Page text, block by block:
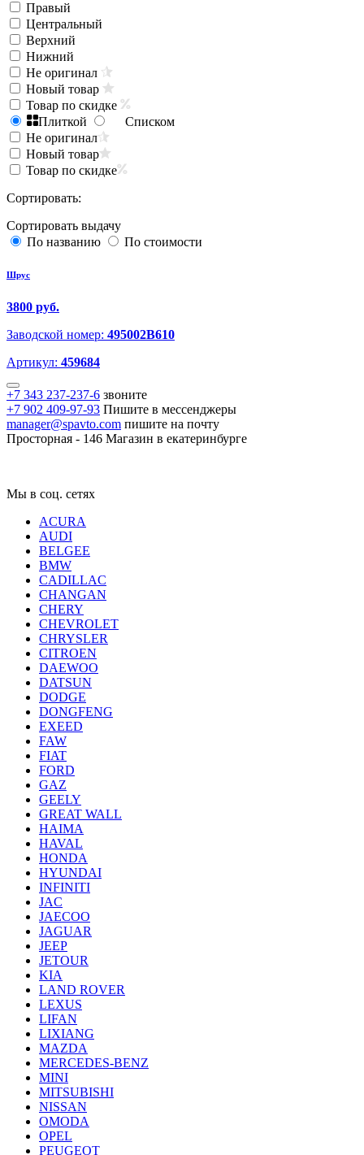
Правый
Центральный
Верхний
Нижний
Не оригинал
Новый товар
Товар по скидке
Плиткой
Списком
Не оригинал
Новый товар
Товар по скидке
Сортировать:
Сортировать выдачу
По названию
По стоимости
Шрус
3800 руб.
Заводской номер: 495002B610
Артикул: 459684
+7 343 237-237-6 звоните
+7 902 409-97-93 Пишите в мессенджеры
manager@spavto.com пишите на почту
Просторная - 146 Магазин в екатеринбурге
Мы в соц. сетях
ACURA
AUDI
BELGEE
BMW
CADILLAC
CHANGAN
CHERY
CHEVROLET
CHRYSLER
CITROEN
DAEWOO
DATSUN
DODGE
DONGFENG
EXEED
FAW
FIAT
FORD
GAZ
GEELY
GREAT WALL
HAIMA
HAVAL
HONDA
HYUNDAI
INFINITI
JAC
JAECOO
JAGUAR
JEEP
JETOUR
KIA
LAND ROVER
LEXUS
LIFAN
LIXIANG
MAZDA
MERCEDES-BENZ
MINI
MITSUBISHI
NISSAN
OMODA
OPEL
PEUGEOT